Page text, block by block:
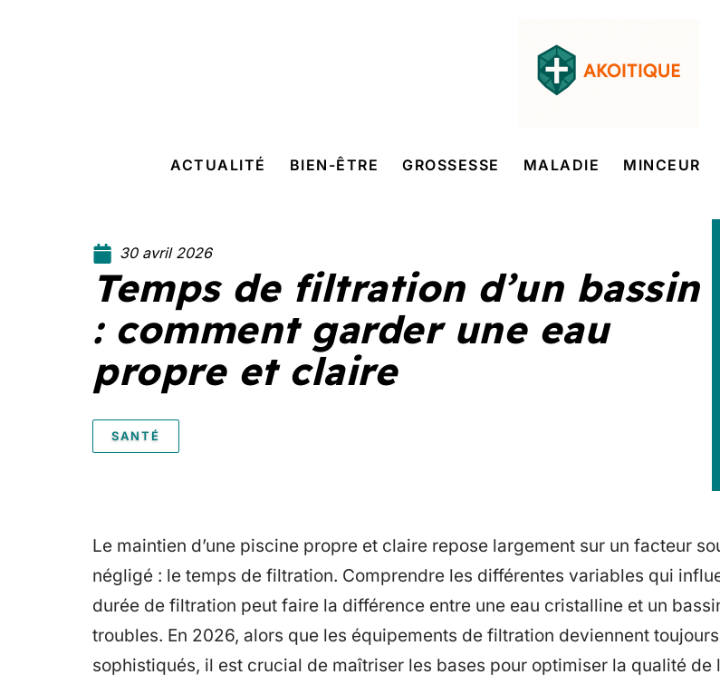
ACTUALITÉ BIEN-ÊTRE GROSSESSE MALADIE MINCEUR
30 avril 2026
Temps de filtration d’un bassin
: comment garder une eau
propre et claire
SANTÉ
Le maintien d’une piscine propre et claire repose largement sur un facteur
négligé : le temps de filtration. Comprendre les différentes variables qui
durée de filtration peut faire la différence entre une eau cristalline et un
troubles. En 2026, alors que les équipements de filtration deviennent
sophistiqués, il est crucial de maîtriser les bases pour optimiser la qualité de